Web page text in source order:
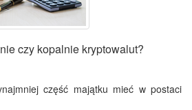
czy kopalnie kryptowalut?
część majątku mieć w postaci